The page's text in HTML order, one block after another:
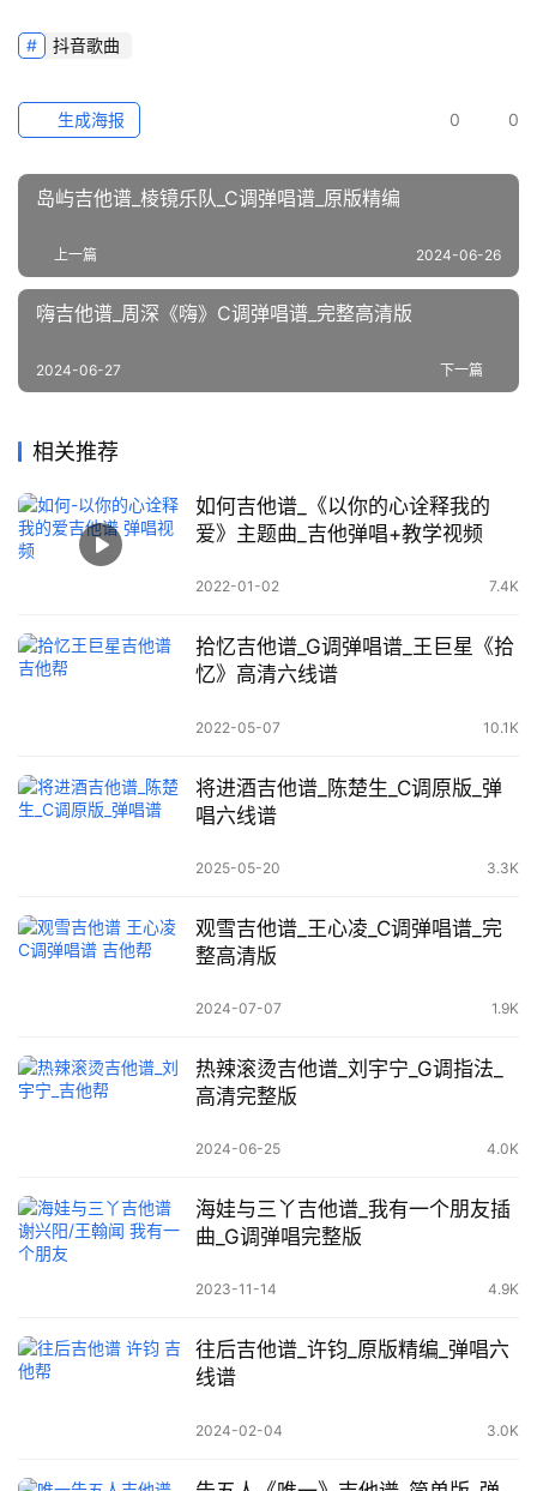
抖音歌曲
0 0
生成海报
岛屿吉他谱_棱镜乐队_C调弹唱谱_原版精编
上一篇 2024-06-26
嗨吉他谱_周深《嗨》C调弹唱谱_完整高清版
下一篇
2024-06-27
相关推荐
如何吉他谱_《以你的心诠释我的
爱》主题曲_吉他弹唱+教学视频
2022-01-02 7.4K
拾忆吉他谱_G调弹唱谱_王巨星《拾
忆》高清六线谱
2022-05-07 10.1K
将进酒吉他谱_陈楚生_C调原版_弹
唱六线谱
2025-05-20 3.3K
观雪吉他谱_王心凌_C调弹唱谱_完
整高清版
2024-07-07 1.9K
热辣滚烫吉他谱_刘宇宁_G调指法_
高清完整版
2024-06-25 4.0K
海娃与三丫吉他谱_我有一个朋友插
曲_G调弹唱完整版
2023-11-14 4.9K
往后吉他谱_许钧_原版精编_弹唱六
线谱
2024-02-04 3.0K